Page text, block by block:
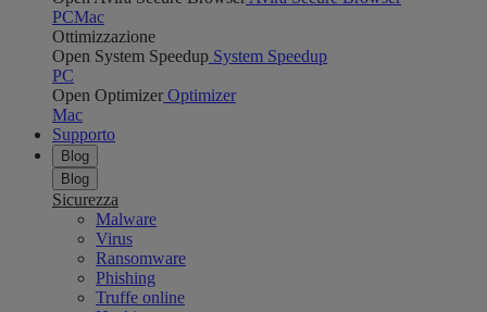
PCMac
Ottimizzazione
Open System Speedup System Speedup
PC
Open Optimizer Optimizer
Mac
Supporto
Blog
Blog
Sicurezza
Malware
Virus
Ransomware
Phishing
Truffe online